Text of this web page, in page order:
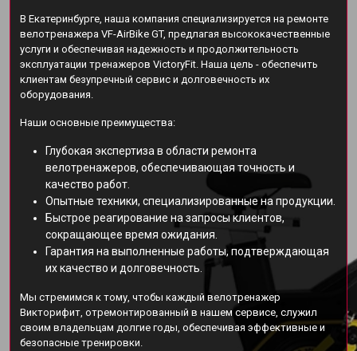
В Екатеринбурге, наша компания специализируется на ремонте
велотренажера VF-AirBike GT, предлагая высококачественные
услуги и обеспечивая надежность и продолжительность
эксплуатации тренажеров VictoryFit. Наша цель - обеспечить
клиентам безупречный сервис и долговечность их
оборудования.
Наши основные преимущества:
Глубокая экспертиза в области ремонта
велотренажеров, обеспечивающая точность и
качество работ.
Опытные техники, специализированные на продукции.
Быстрое реагирование на запросы клиентов,
сокращающее время ожидания.
Гарантия на выполненные работы, подтверждающая
их качество и долговечность.
Мы стремимся к тому, чтобы каждый велотренажер
Викторифит, отремонтированный в нашем сервисе, служил
своим владельцам долгие годы, обеспечивая эффективные и
безопасные тренировки.